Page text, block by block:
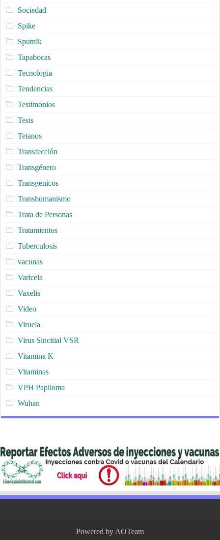
Sociedad
Spike
Sputnik
Tapabocas
Tecnologia
Tendencias
Testimonios
Tests
Tetanos
Transfección
Transgénero
Transgenicos
Transhumanismo
Trata de Personas
Tratamientos
Tuberculosis
vacunas
Varicela
Vaxelis
Video
Viruela
Virus Sincitial VSR
Vitamina K
Vitaminas
VPH Papiloma
Wuhan
Powered by AOTeam